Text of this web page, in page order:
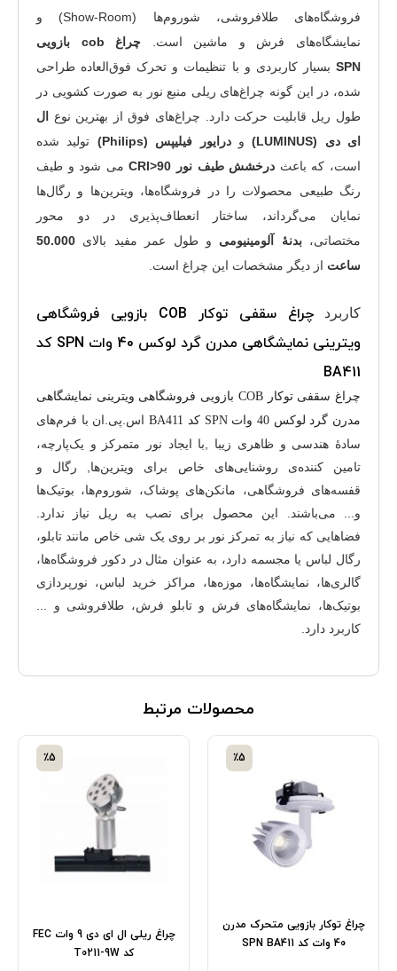
فروشگاه‌های طلافروشی، شوروم‌ها (Show-Room) و
نمایشگاه‌های فرش و ماشین است.
چراغ cob بازویی
SPN بسیار کاربردی و با تنظیمات و تحرک فوق‌العاده طراحی
شده، در این گونه چراغ‌های ریلی منبع نور به صورت کشویی در
طول ریل قابلیت حرکت دارد. چراغ‌های فوق از بهترین نوع
ال
ای دی (LUMINUS)
ودرایور فیلیپس (Philips)
تولید شده
است، که باعث درخشش طیف نور CRI>90
می شود و طیف
رنگ طبیعی محصولات را در فروشگاه‌ها، ویترین‌ها و رگال‌ها
نمایان می‌گرداند، ساختار انعطاف‌پذیری در دو محور
مختصاتی،بدنۀ آلومینیومی و طول عمر مفید بالای 50.000
ساعت از دیگر مشخصات این چراغ است.
کاربرد
چراغ سقفی توکار COB بازویی فروشگاهی
ویترینی نمایشگاهی مدرن گرد لوکس 40 وات SPN کد
BA411
چراغ سقفی توکار COB بازویی فروشگاهی ویترینی نمایشگاهی
مدرن گرد لوکس 40 وات SPN کد BA411
اس.پی.ان با فرم‌های
سادۀ هندسی و ظاهری زیبا ,با ایجاد نور متمرکز و یک‌پارچه،
تامین کننده‌ی روشنایی‌های خاص برای ویترین‌ها, رگال و
قفسه‌های فروشگاهی‌، مانکن‌های پوشاک، شوروم‌ها، بوتیک‌ها
و... می‌باشند. این محصول برای نصب به ریل نیاز ندارد.
فضاهایی که نیاز به تمرکز نور بر روی یک شی خاص مانند تابلو،
رگال لباس یا مجسمه دارد، به عنوان مثال در دکور فروشگاه‌ها،
گالری‌ها، نمایشگاه‌ها، موزه‌ها، مراکز خرید لباس، نورپردازی
بوتیک‌ها، نمایشگاه‌های فرش و تابلو فرش، طلافروشی و ...
کاربرد دارد.
محصولات مرتبط
چراغ توکار بازویی متحرک مدرن
40 وات کد SPN BA411
٪5
چراغ ریلی ال ای دی 9 وات FEC
کد T0211-9W
٪5